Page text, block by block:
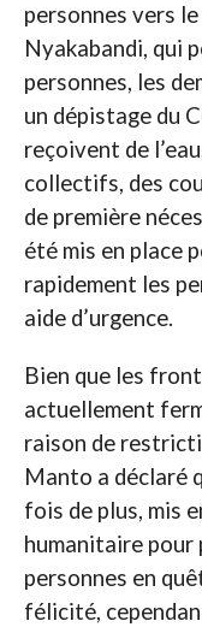
personnes vers
Nyakabandi, qui
personnes, les
un dépistage du
reçoivent de
collectifs, des
de première
été mis en place
rapidement les
aide d’urgence.
Bien que les
actuellement
raison de
Manto a déclaré
fois de plus, mis
humanitaire pour
personnes en
félicité,